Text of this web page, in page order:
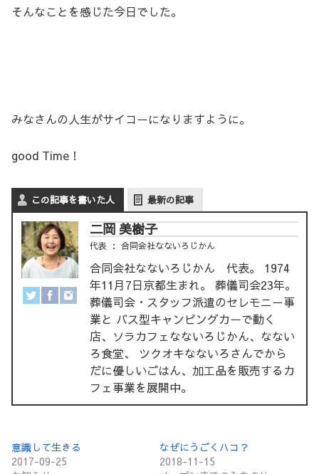
そんなことを感じた今日でした。
みなさんの人生がサイコーになりますように。
good Time！
この記事を書いた人 最新の記事
二岡 美樹子
代表 ： 合同会社なないろじかん
合同会社なないろじかん 代表。 1974
年11月7日京都生まれ。 葬儀司会23年。
葬儀司会・スタッフ派遣のセレモニー事
業と バス型キャンピングカーで動く
店、ソラカフェなないろじかん、なない
ろ食堂、 ツクオキなないろさんでから
だに優しいごはん、加工品を販売するカ
フェ事業を展開中。
意識して生きる
2017-09-25
なぜにうごくハコ？
2018-11-15